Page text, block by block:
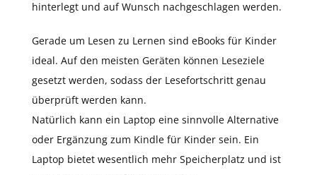
hinterlegt und auf Wunsch nachgeschlagen werden.
Gerade um Lesen zu Lernen sind eBooks für Kinder
ideal. Auf den meisten Geräten können Leseziele
gesetzt werden, sodass der Lesefortschritt genau
überprüft werden kann.
Natürlich kann ein Laptop eine sinnvolle Alternative
oder Ergänzung zum Kindle für Kinder sein. Ein
Laptop bietet wesentlich mehr Speicherplatz und ist